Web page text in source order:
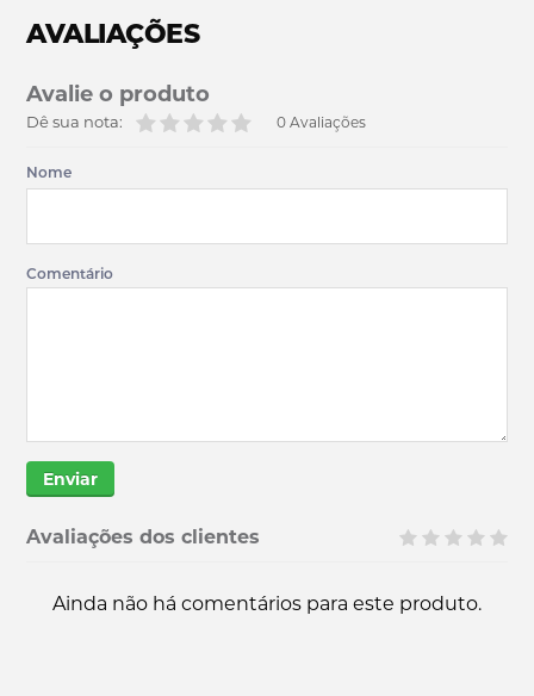
AVALIAÇÕES
Avalie o produto
0 Avaliações
Dê sua nota:
Nome
Comentário
Enviar
Avaliações dos clientes
Ainda não há comentários para este produto.